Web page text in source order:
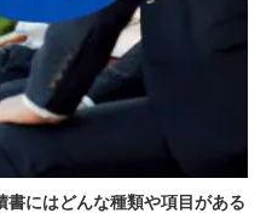
書にはどんな種類や項目がある